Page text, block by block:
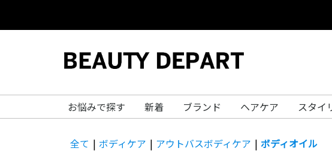
お悩みで探す 新着 ブランド ヘアケア スタイ
全て | ボディケア | アウトバスボディケア | ボディオイル